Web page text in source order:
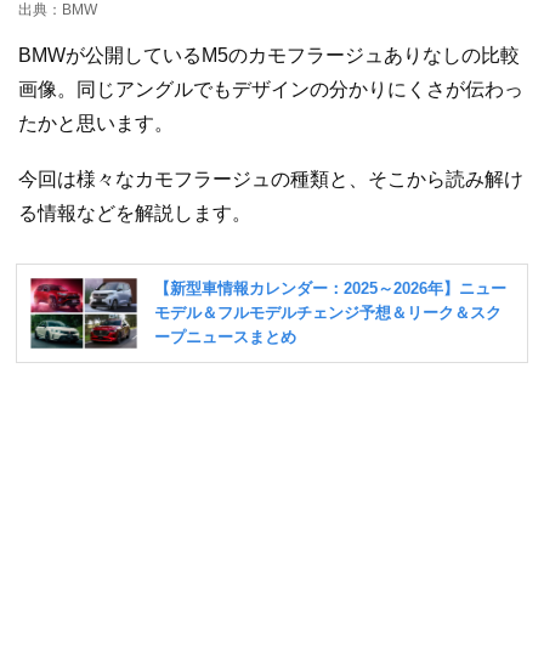
出典：BMW
BMWが公開しているM5のカモフラージュありなしの比較
画像。同じアングルでもデザインの分かりにくさが伝わっ
たかと思います。
今回は様々なカモフラージュの種類と、そこから読み解け
る情報などを解説します。